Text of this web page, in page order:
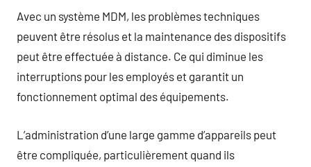
Avec un système MDM, les problèmes techniques
peuvent être résolus et la maintenance des dispositifs
peut être effectuée à distance. Ce qui diminue les
interruptions pour les employés et garantit un
fonctionnement optimal des équipements.
L’administration d’une large gamme d’appareils peut
être compliquée, particulièrement quand ils